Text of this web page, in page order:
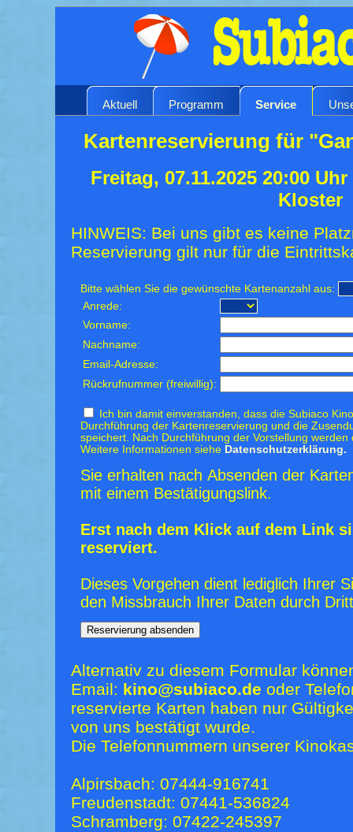
Aktuell Programm Service
Kartenreservierung für
Freitag, 07.11.2025 20:00
Kloster
HINWEIS: Bei uns gibt es keine
Reservierung gilt nur für die
Bitte wählen Sie die gewünschte Kartenanzahl aus:
Anrede:
Vorname:
Nachname:
Email-Adresse:
Rückrufnummer (freiwillig):
Ich bin damit einverstanden, dass die Subiaco
Durchführung der Kartenreservierung und die
speichert. Nach Durchführung der Vorstellung
Weitere Informationen siehe Datenschutzerklärung.
Sie erhalten nach Absenden der
mit einem Bestätigungslink.
Erst nach dem Klick auf dem Link
reserviert.
Dieses Vorgehen dient lediglich Ihrer
den Missbrauch Ihrer Daten durch
Alternativ zu diesem Formular
Email: kino@subiaco.de oder
reservierte Karten haben nur
von uns bestätigt wurde.
Die Telefonnummern unserer
Alpirsbach: 07444-916741
Freudenstadt: 07441-536824
Schramberg: 07422-245397